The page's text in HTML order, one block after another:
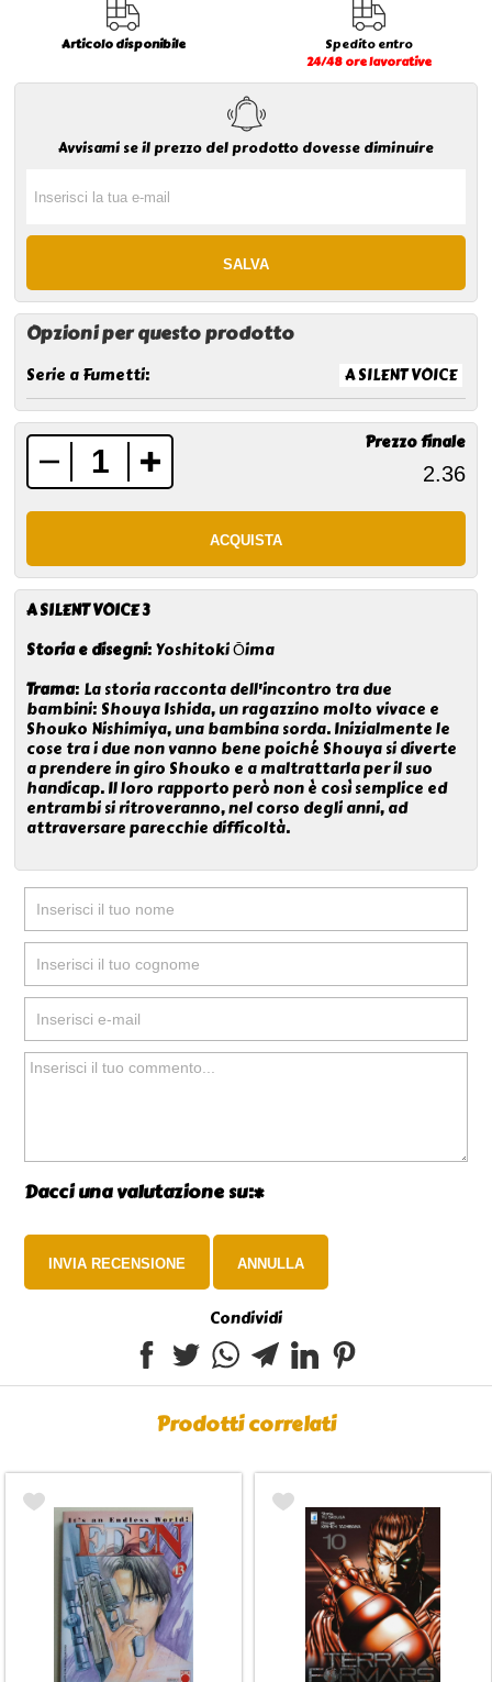
Articolo disponibile
Spedito entro
24/48 ore lavorative
Avvisami se il prezzo del prodotto dovesse diminuire
Opzioni per questo prodotto
Serie a Fumetti: A SILENT VOICE
Prezzo finale
A SILENT VOICE 3
Storia e disegni: Yoshitoki Ōima
Trama: La storia racconta dell'incontro tra due
bambini: Shouya Ishida, un ragazzino molto vivace e
Shouko Nishimiya, una bambina sorda. Inizialmente le
cose tra i due non vanno bene poiché Shouya si diverte
a prendere in giro Shouko e a maltrattarla per il suo
handicap. Il loro rapporto però non è così semplice ed
entrambi si ritroveranno, nel corso degli anni, ad
attraversare parecchie difficoltà.
Dacci una valutazione su:*
Condividi
Prodotti correlati